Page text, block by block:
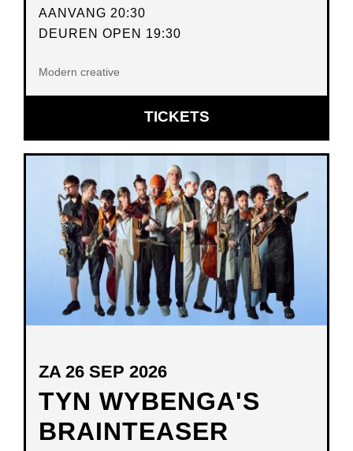
AANVANG 20:30
DEUREN OPEN 19:30
Modern creative
TICKETSOPENT
IN
VENSTER
TYN WYBENGA'S
BRAINTEASER
ZA 26 SEP 2026